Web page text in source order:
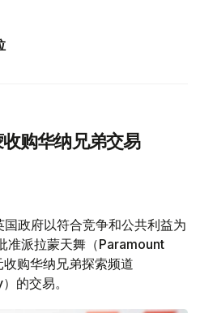
购华纳兄弟交易
国政府以符合竞争和公共利益为
准派拉蒙天舞（Paramount
购华纳兄弟探索频道
的交易。